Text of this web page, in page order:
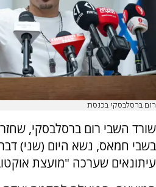
רום ברסלבסקי בכנסת
שורד השבי רום ברסלבסקי,
בשבי חמאס, נשא היום (שני)
עיתונאים שערכה "מועצת